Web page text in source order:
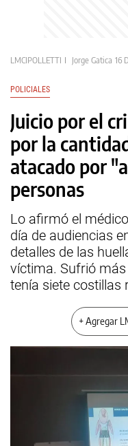
LMCIPOLLETTI Jorge Gatica 16
POLICIALES
Juicio por el
por la
atacado por
personas
Lo afirmó el
día de audiencias
detalles de las
víctima. Sufrió
tenía siete costillas
+ Agregar